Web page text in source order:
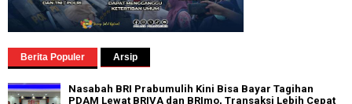
Berita Populer Arsip
Nasabah BRI Prabumulih Kini Bisa Bayar Tagihan
PDAM Lewat BRIVA dan BRImo, Transaksi Lebih Cepat